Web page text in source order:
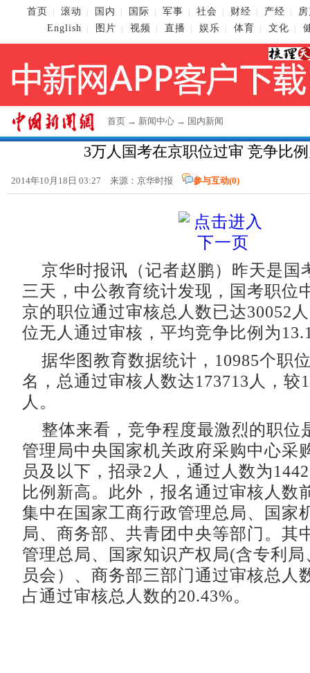
首页 滚动 国内 国际 军事 社会 财经 产经
English
图片 视频 直播 娱乐 体育 文化
首页 → 新闻中心 → 国内新闻
3万人国考在京职位过审 竞争比
2014年10月18日 03:27 来源：京华时报 参与互动(0)
京华时报讯（记者赵鹏）昨天是国
三天，中公教育统计发现，国考职位
京的职位通过审核总人数已达30052
位无人通过审核，平均竞争比例为
据华图教育数据统计，10985个职
名，总通过审核人数达173713人，较
人。
整体来看，竞争程度最激烈的职位
管理局中央国家机关政府采购中心采
员及以下，招录2人，通过人数为
比例新高。此外，报名通过审核人数
集中在国家工商行政管理总局、国家
局、商务部、共青团中央等部门。其
管理总局、国家知识产权局(含专利
员会）、商务部三部门通过审核总人
占通过审核总人数的20.43%。